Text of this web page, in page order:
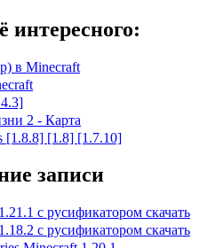
интересного:
в Minecraft
2 - Карта
[1.8.8] [1.8] [1.7.10]
записи
с русификатором скачать
с русификатором скачать